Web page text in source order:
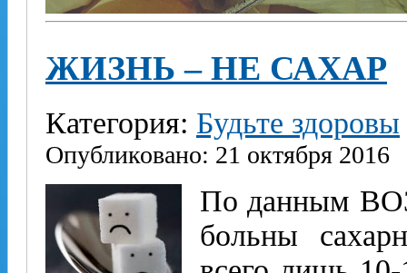
ЖИЗНЬ – НЕ САХАР
Категория: Будьте здоровы
Опубликовано: 21 октября 2016
По данным
больны